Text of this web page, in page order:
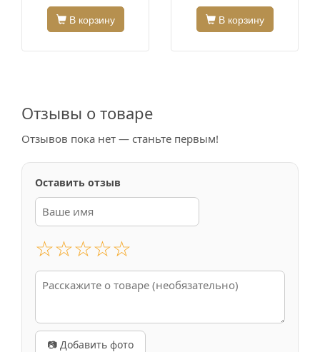
В корзину
В корзину
Отзывы о товаре
Отзывов пока нет — станьте первым!
Оставить отзыв
☆☆☆☆☆
📷 Добавить фото